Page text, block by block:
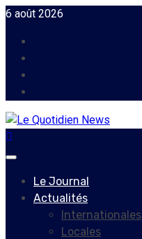
Skip
content
6 août 2026
Primary
Le Journal
Actualités
Internationales
Locales